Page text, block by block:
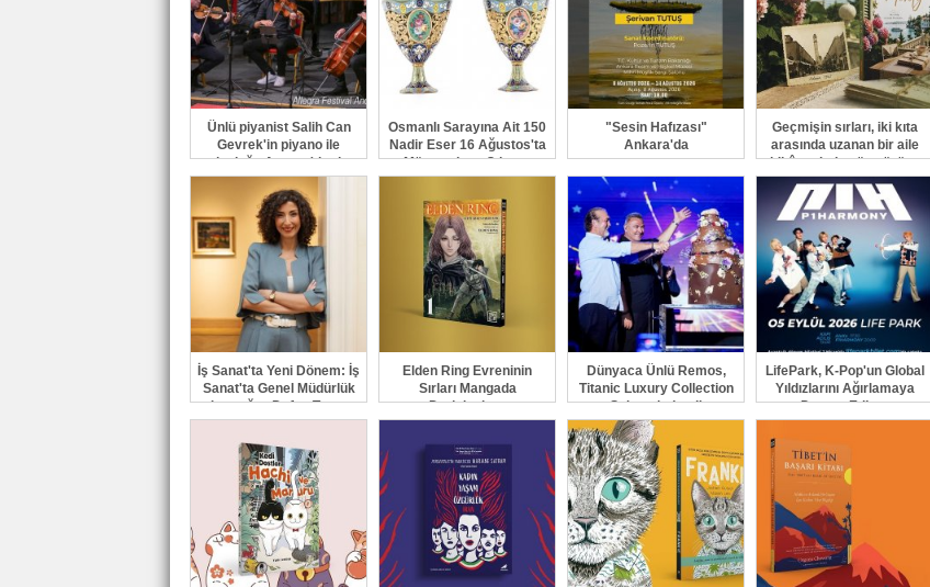
Ünlü piyanist Salih Can
Gevrek'in piyano ile
yolculuğu Avrupa'da ritm
kazanıyor
Osmanlı Sarayına Ait 150
Nadir Eser 16 Ağustos'ta
Müzayedeye Çıkıyor
"Sesin Hafızası"
Ankara'da
Geçmişin sırları, iki kıta
arasında uzanan bir aile
hikâyesinde gün yüzüne
çıkıyor
İş Sanat'ta Yeni Dönem: İş
Sanat'ta Genel Müdürlük
bayrağını Defne Turaç
devraldı
Elden Ring Evreninin
Sırları Mangada
Derinleşiyor
Dünyaca Ünlü Remos,
Titanic Luxury Collection
Sahnesindeydi
LifePark, K-Pop'un Global
Yıldızlarını Ağırlamaya
Devam Ediyor